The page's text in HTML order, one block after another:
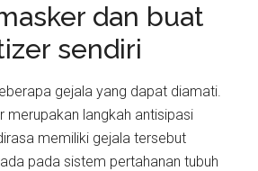
dan buat
sendiri
gejala yang dapat diamati.
merupakan langkah antisipasi
memiliki gejala tersebut
pada sistem pertahanan tubuh